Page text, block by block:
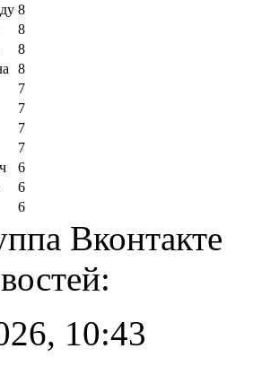
8
8
8
8
7
7
7
7
6
6
6
Вконтакте
10:43